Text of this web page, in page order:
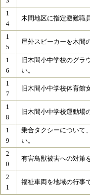
1
4
木間地区に指定避難職
1
5
屋外スピーカーを木間
1
6
旧木間小中学校のグラ
い。
1
7
旧木間小中学校体育館
1
8
旧木間小中学校運動場
1
9
乗合タクシーについて
い。
2
0
有害鳥獣被害への対策
2
1
福祉車両を地域の行事